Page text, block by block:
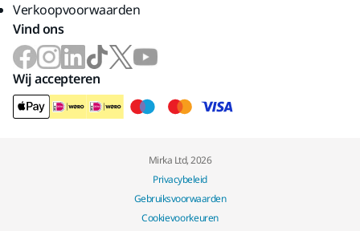
Verkoopvoorwaarden
Vind ons
Wij accepteren
Mirka Ltd, 2026
Privacybeleid
Gebruiksvoorwaarden
Cookievoorkeuren